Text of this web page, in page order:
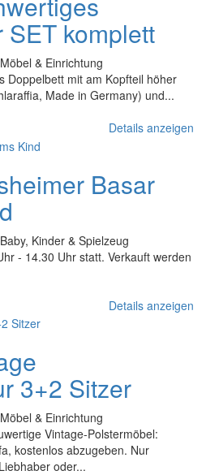
komplett
Möbel & Einrichtung
Doppelbett mit am Kopfteil höher
Made in Germany) und...
Details anzeigen
Basar
Baby, Kinder & Spielzeug
- 14.30 Uhr statt. Verkauft werden
Details anzeigen
3+2 Sitzer
Möbel & Einrichtung
Vintage-Polstermöbel:
kostenlos abzugeben. Nur
oder...